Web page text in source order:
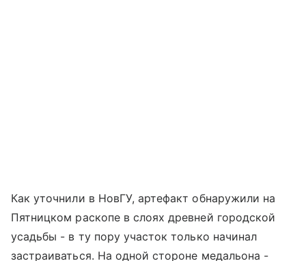
Как уточнили в НовГУ, артефакт обнаружили на
Пятницком раскопе в слоях древней городской
усадьбы - в ту пору участок только начинал
застраиваться. На одной стороне медальона -